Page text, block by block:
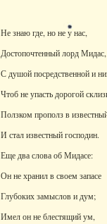
Не знаю где, но не у нас,
Достопочтенный лорд Мидас,
С душой посредственной и
Чтоб не упасть дорогой
Ползком прополз в
И стал известный господин.
Еще два слова об Мидасе:
Он не хранил в своем запасе
Глубоких замыслов и дум;
Имел он не блестящий ум,